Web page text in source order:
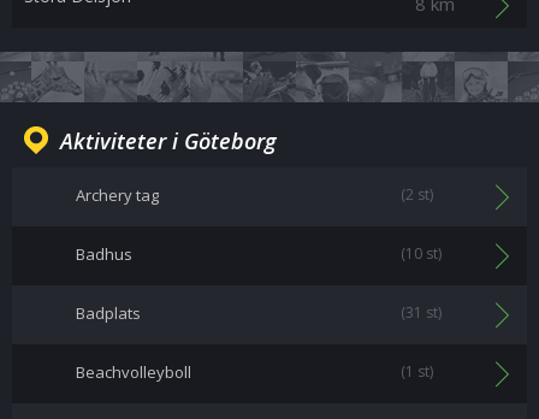
Aktiviteter i Göteborg
Archery tag (2 st)
Badhus (10 st)
Badplats (31 st)
Beachvolleyboll (1 st)